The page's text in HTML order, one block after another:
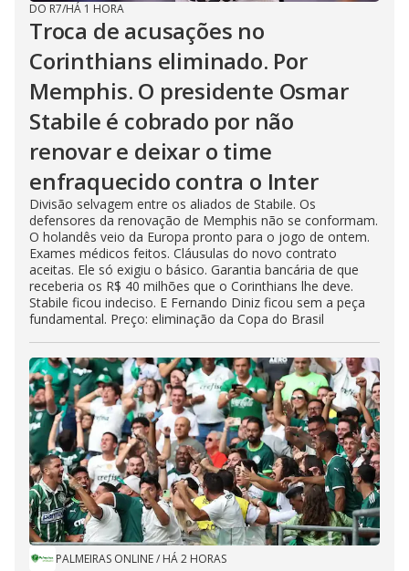
DO R7/HÁ 1 HORA
Troca de acusações no
Corinthians eliminado. Por
Memphis. O presidente Osmar
Stabile é cobrado por não
renovar e deixar o time
enfraquecido contra o Inter
Divisão selvagem entre os aliados de Stabile. Os
defensores da renovação de Memphis não se conformam.
O holandês veio da Europa pronto para o jogo de ontem.
Exames médicos feitos. Cláusulas do novo contrato
aceitas. Ele só exigiu o básico. Garantia bancária de que
receberia os R$ 40 milhões que o Corinthians lhe deve.
Stabile ficou indeciso. E Fernando Diniz ficou sem a peça
fundamental. Preço: eliminação da Copa do Brasil
PALMEIRAS ONLINE/ HÁ 2 HORAS